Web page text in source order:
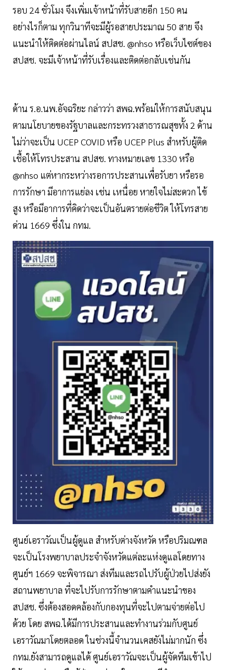
รอบ 24 ชั่วโมง จึงเพิ่มเจ้าหน้าที่รับสายอีก 150 คน
อย่างไรก็ตาม ทุกวินาทีจะมีผู้รอสายประมาณ 50 สาย จึง
แนะนำให้ติดต่อผ่านไลน์ สปสช. @nhso หรือเว็บไซต์ของ
สปสช. จะมีเจ้าหน้าที่รับเรื่องและติดต่อกลับเช่นกัน
ด้าน ร.อ.นพ.อัจฉริยะ กล่าวว่า สพฉ.พร้อมให้การสนับสนุน
ตามนโยบายของรัฐบาลและกระทรวงสาธารณสุขทั้ง 2 ด้าน
ไม่ว่าจะเป็น UCEP COVID หรือ UCEP Plus สำหรับผู้ติด
เชื้อให้โทรประสาน สปสช. ทางหมายเลข 1330 หรือ
@nhso แต่หากระหว่างรอการประสานเพื่อรับยา หรือรอ
การรักษา มีอาการแย่ลง เช่น เหนื่อย หายใจไม่สะดวก ไข้
สูง หรือมีอาการที่คิดว่าจะเป็นอันตรายต่อชีวิต ให้โทรสาย
ด่วน 1669 ซึ่งใน กทม.
ศูนย์เอราวัณเป็นผู้ดูแล สำหรับต่างจังหวัด หรือปริมณฑล
จะเป็นโรงพยาบาลประจำจังหวัดแต่ละแห่งดูแลโดยทาง
ศูนย์ฯ 1669 จะพิจารณา ส่งทีมและรถไปรับผู้ป่วยไปส่งยัง
สถานพยาบาล ที่จะไปรับการรักษาตามคำแนะนำของ
สปสช. ซึ่งต้องสอดคล้องกับกองทุนที่จะไปตามจ่ายต่อไป
ด้วย โดย สพฉ.ได้มีการประสานและทำงานร่วมกับศูนย์
เอราวัณมาโดยตลอด ในช่วงนี้จำนวนเคสยังไม่มากนัก ซึ่ง
กทม.ยังสามารถดูแลได้ ศูนย์เอราวัณจะเป็นผู้จัดทีมเข้าไป